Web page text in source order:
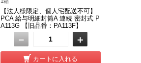
【法人様限定、個人宅配送不可】
PCA 給与明細封筒A 連続 密封式 P
A113G 【旧品番：PA113F】
－ ＋
カートに入れる